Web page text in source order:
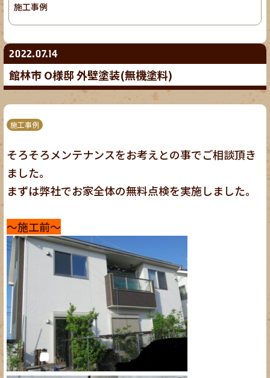
2022.07.14
館林市 O様邸 外壁塗装(無機塗料)
施工事例
そろそろメンテナンスをお考えとの事でご相談頂き
ました。
まずは弊社でお家全体の無料点検を実施しました。
～施工前～
施工事例